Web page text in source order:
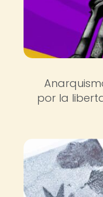
por la